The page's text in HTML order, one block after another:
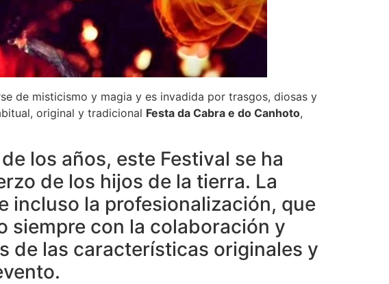
de misticismo y magia y es invadida por trasgos, diosas y
original y tradicional Festa da Cabra e do Canhoto,
los años, este Festival se ha
de los hijos de la tierra. La
incluso la profesionalización, que
siempre con la colaboración y
de las características originales y